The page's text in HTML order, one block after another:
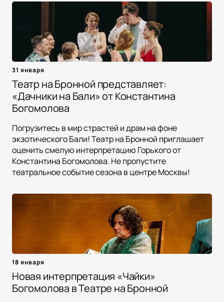
31 января
Театр на Бронной представляет:
«Дачники на Бали» от Константина
Богомолова
Погрузитесь в мир страстей и драм на фоне
экзотического Бали! Театр на Бронной приглашает
оценить смелую интерпретацию Горького от
Константина Богомолова. Не пропустите
театральное событие сезона в центре Москвы!
18 января
Новая интерпретация «Чайки»
Богомолова в Театре на Бронной